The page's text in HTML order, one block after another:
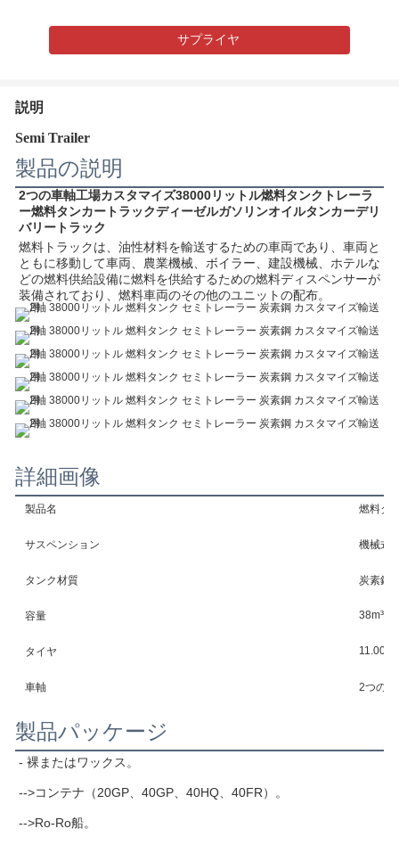
サプライヤ
説明
Semi Trailer
製品の説明
2つの車軸工場カスタマイズ38000リットル燃料タンクトレーラ
ー燃料タンカートラックディーゼルガソリンオイルタンカーデリ
バリートラック
燃料トラックは、油性材料を輸送するための車両であり、車両と
ともに移動して車両、農業機械、ボイラー、建設機械、ホテルな
どの燃料供給設備に燃料を供給するための燃料ディスペンサーが
装備されており、燃料車両のその他のユニットの配布。
詳細画像
製品名 燃料タ
サスペンション 機械式
タンク材質 炭素鋼
容量 38m³
タイヤ
車軸 2つの
製品パッケージ
- 裸またはワックス。
-->コンテナ（20GP、40GP、40HQ、40FR）。
-->Ro-Ro船。